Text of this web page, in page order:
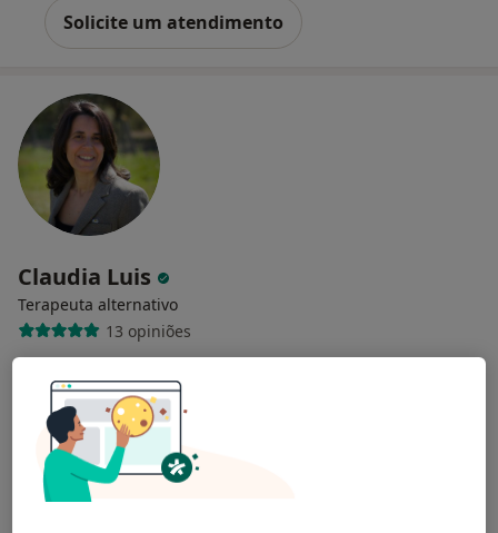
Solicite um atendimento
Claudia Luis
Terapeuta alternativo
13 opiniões
Centro Dietético Ametista
Consulta online